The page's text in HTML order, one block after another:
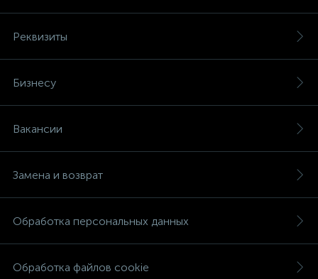
Реквизиты
Бизнесу
Вакансии
Замена и возврат
Обработка персональных данных
Обработка файлов cookie